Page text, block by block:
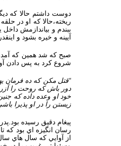
دوست داشتم حالا كه
ريخته،حالا كه او در
ببندم و بياندازمش
آيينه و خيره بشود و
صبح كه شد همين كه
شروع كرد به پس دادن
“قتل مكن كه ده فرمان
دور باش كه روحت را
خود او وعده داده كه
زيستن را در او پذيرا
پيغام دقيق رسيده
رسان انگيزه اي بود كه
از آوايي كه سال هاي